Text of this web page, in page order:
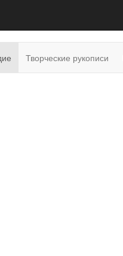
Творческие рукописи